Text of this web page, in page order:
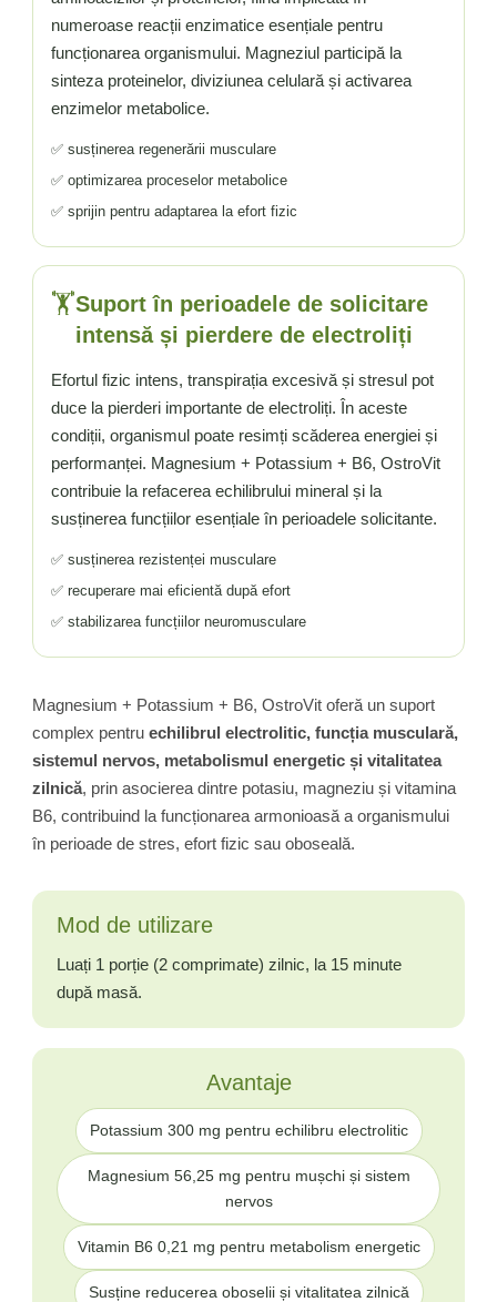
numeroase reacții enzimatice esențiale pentru
funcționarea organismului. Magneziul participă la
sinteza proteinelor, diviziunea celulară și activarea
enzimelor metabolice.
✅ susținerea regenerării musculare
✅ optimizarea proceselor metabolice
✅ sprijin pentru adaptarea la efort fizic
🏋️Suport în perioadele de solicitare
intensă și pierdere de electroliți
Efortul fizic intens, transpirația excesivă și stresul pot
duce la pierderi importante de electroliți. În aceste
condiții, organismul poate resimți scăderea energiei și
performanței. Magnesium + Potassium + B6, OstroVit
contribuie la refacerea echilibrului mineral și la
susținerea funcțiilor esențiale în perioadele solicitante.
✅ susținerea rezistenței musculare
✅ recuperare mai eficientă după efort
✅ stabilizarea funcțiilor neuromusculare
Magnesium + Potassium + B6, OstroVit oferă un suport
complex pentru echilibrul electrolitic, funcția musculară,
sistemul nervos, metabolismul energetic și vitalitatea
zilnică, prin asocierea dintre potasiu, magneziu și vitamina
B6, contribuind la funcționarea armonioasă a organismului
în perioade de stres, efort fizic sau oboseală.
Mod de utilizare
Luați 1 porție (2 comprimate) zilnic, la 15 minute
după masă.
Avantaje
Potassium 300 mg pentru echilibru electrolitic
Magnesium 56,25 mg pentru mușchi și sistem
nervos
Vitamin B6 0,21 mg pentru metabolism energetic
Susține reducerea oboselii și vitalitatea zilnică